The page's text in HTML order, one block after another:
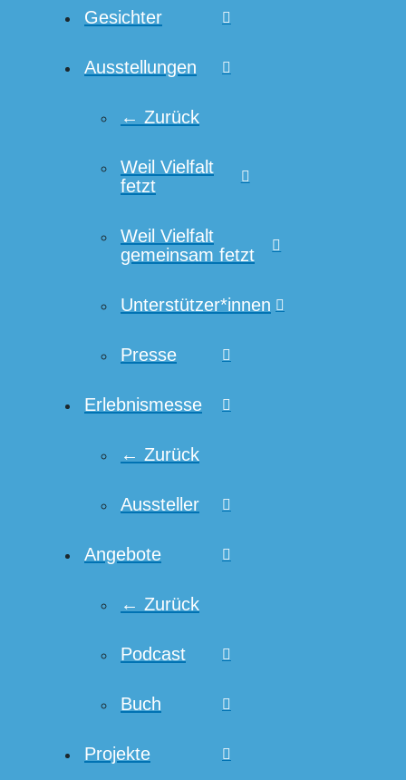
Gesichter
Ausstellungen
← Zurück
Weil Vielfalt
fetzt
Weil Vielfalt
gemeinsam fetzt
Unterstützer*innen
Presse
Erlebnismesse
← Zurück
Aussteller
Angebote
← Zurück
Podcast
Buch
Projekte